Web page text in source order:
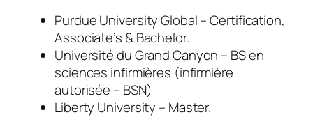
Purdue University Global – Certification,
Associate’s & Bachelor.
Université du Grand Canyon – BS en
sciences infirmières (infirmière
autorisée – BSN)
Liberty University – Master.